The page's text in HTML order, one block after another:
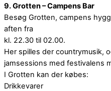
9. Grotten – Campens Bar
Besøg Grotten, campens
aften fra
kl. 22.30 til 02.00.
Her spilles der countrymusik,
jamsessions med festivalens
I Grotten kan der købes:
Drikkevarer